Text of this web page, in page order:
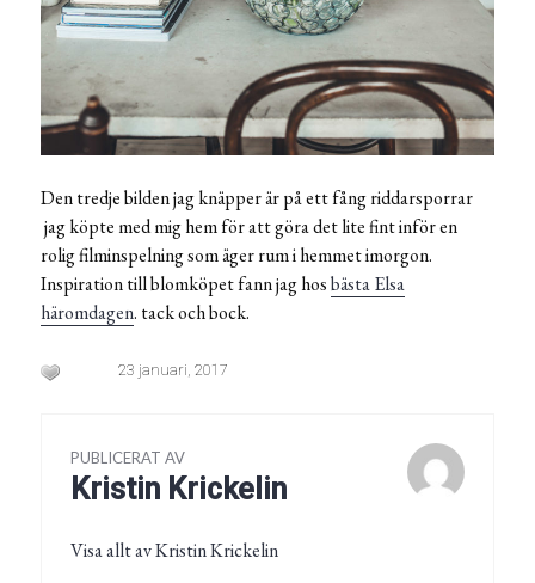
Den tredje bilden jag knäpper är på ett fång riddarsporrar
jag köpte med mig hem för att göra det lite fint inför en
rolig filminspelning som äger rum i hemmet imorgon.
Inspiration till blomköpet fann jag hosbästa Elsa
häromdagen. tack och bock.
23 januari, 2017
PUBLICERAT AV
Kristin Krickelin
Visa allt av Kristin Krickelin